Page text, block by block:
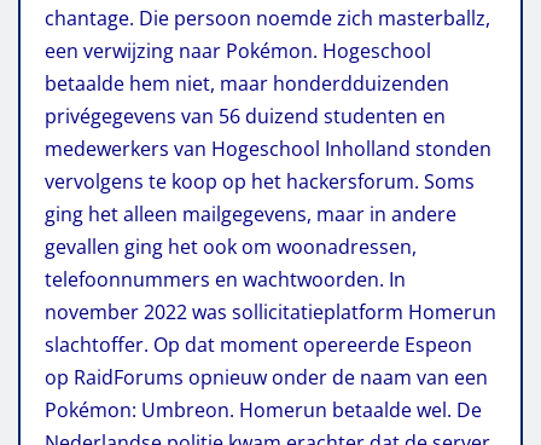
chantage. Die persoon noemde zich masterballz,
een verwijzing naar Pokémon. Hogeschool
betaalde hem niet, maar honderdduizenden
privégegevens van 56 duizend studenten en
medewerkers van Hogeschool Inholland stonden
vervolgens te koop op het hackersforum. Soms
ging het alleen mailgegevens, maar in andere
gevallen ging het ook om woonadressen,
telefoonnummers en wachtwoorden. In
november 2022 was sollicitatieplatform Homerun
slachtoffer. Op dat moment opereerde Espeon
op RaidForums opnieuw onder de naam van een
Pokémon: Umbreon. Homerun betaalde wel. De